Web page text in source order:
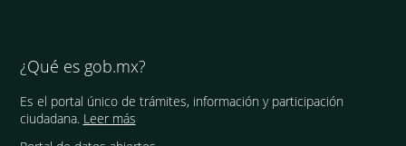
¿Qué es gob.mx?
Es el portal único de trámites, información y participación
ciudadana. Leer más